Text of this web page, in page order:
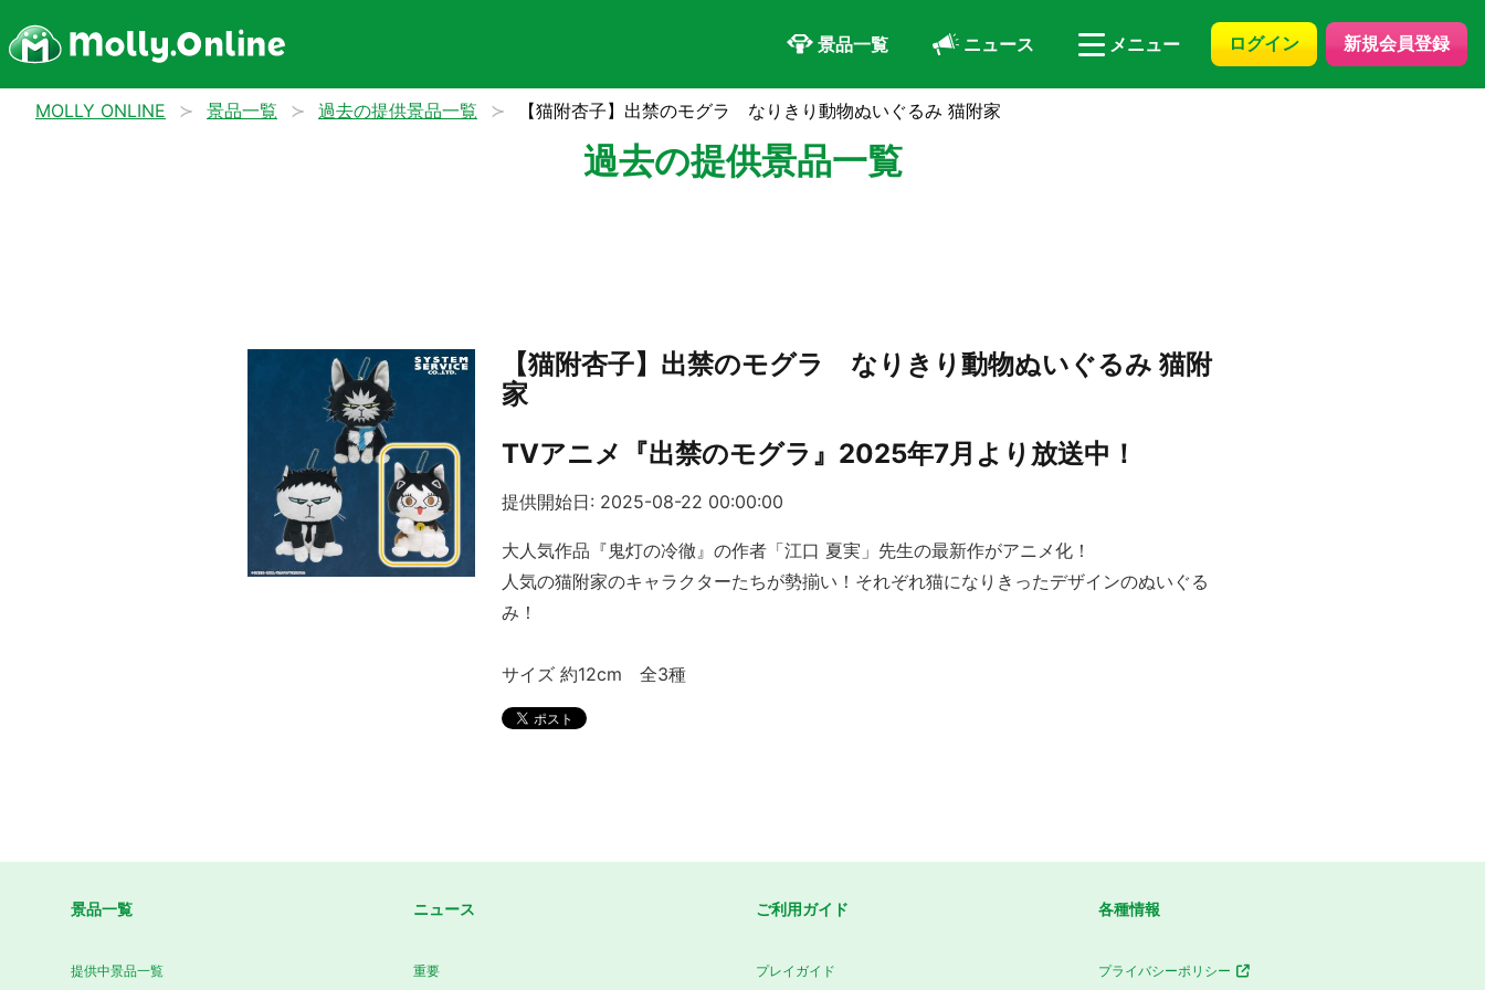
景品一覧 ニュース メニュー ログイン 新規会員登録
MOLLY ONLINE 景品一覧 過去の提供景品一覧 【猫附杏子】出禁のモグラ なりきり動物ぬいぐるみ 猫附家
過去の提供景品一覧
【猫附杏子】出禁のモグラ なりきり動物ぬいぐるみ 猫附
家
TVアニメ『出禁のモグラ』2025年7月より放送中！
提供開始日: 2025-08-22 00:00:00
大人気作品『鬼灯の冷徹』の作者「江口 夏実」先生の最新作がアニメ化！
人気の猫附家のキャラクターたちが勢揃い！それぞれ猫になりきったデザインのぬいぐる
み！
サイズ 約12cm 全3種
景品一覧
提供中景品一覧
ニュース
重要
ご利用ガイド
プレイガイド
各種情報
プライバシーポリシー